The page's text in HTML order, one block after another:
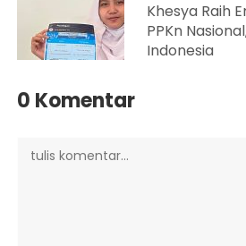
Khesya Raih
PPKn
Indonesia
0 Komentar